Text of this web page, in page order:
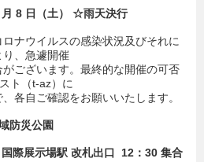
8 日（土） ☆雨天決行
ナウイルスの感染状況及びそれに
、急遽開催
ございます。最終的な開催の可否
ト（t-az）に
各自ご確認をお願いいたします。
災公園
展示場駅 改札出口 12：30 集合